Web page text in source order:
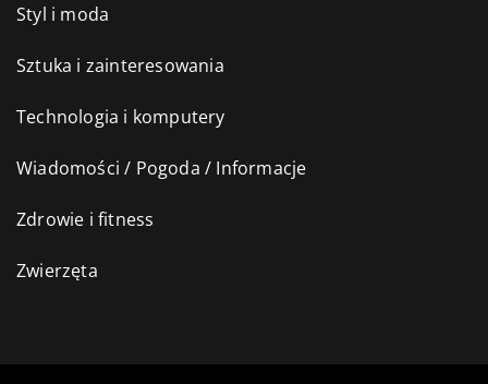
Styl i moda
Sztuka i zainteresowania
Technologia i komputery
Wiadomości / Pogoda / Informacje
Zdrowie i fitness
Zwierzęta